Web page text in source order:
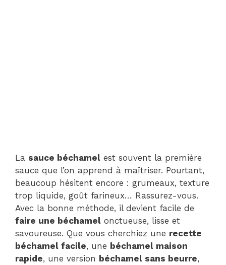
La sauce béchamel est souvent la première
sauce que l’on apprend à maîtriser. Pourtant,
beaucoup hésitent encore : grumeaux, texture
trop liquide, goût farineux… Rassurez-vous.
Avec la bonne méthode, il devient facile de
faire une béchamel onctueuse, lisse et
savoureuse. Que vous cherchiez une recette
béchamel facile, une béchamel maison
rapide, une version béchamel sans beurre,